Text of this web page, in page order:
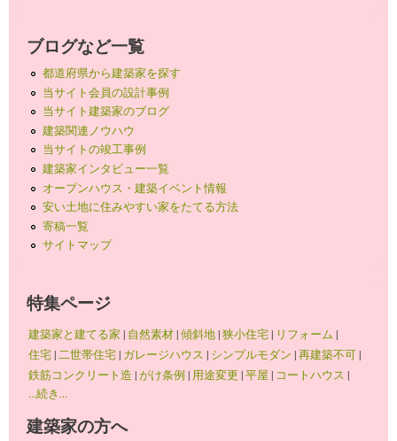
ブログなど一覧
都道府県から建築家を探す
当サイト会員の設計事例
当サイト建築家のブログ
建築関連ノウハウ
当サイトの竣工事例
建築家インタビュー一覧
オープンハウス・建築イベント情報
安い土地に住みやすい家をたてる方法
寄稿一覧
サイトマップ
特集ページ
建築家と建てる家 | 自然素材|傾斜地|狭小住宅| リフォーム |
住宅|二世帯住宅| ガレージハウス | シンプルモダン |再建築不可|
鉄筋コンクリート造 |がけ条例 | 用途変更 |平屋 | コートハウス |
...続き...
建築家の方へ